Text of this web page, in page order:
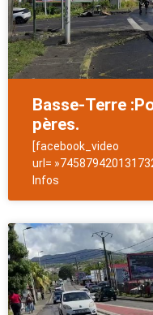
Basse-Terre
pères.
[facebook_video
url=
Infos